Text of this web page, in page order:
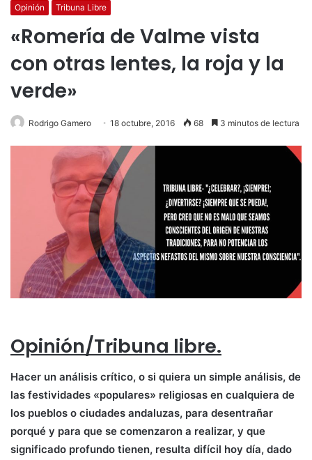
Opinión Tribuna Libre
«Romería de Valme vista
con otras lentes, la roja y la
verde»
Rodrigo Gamero 18 octubre, 2016 68 3 minutos de lectura
Opinión/Tribuna libre.
Hacer un análisis crítico, o si quiera un simple análisis, de
las festividades «populares» religiosas en cualquiera de
los pueblos o ciudades andaluzas, para desentrañar
porqué y para que se comenzaron a realizar, y que
significado profundo tienen, resulta difícil hoy día, dado